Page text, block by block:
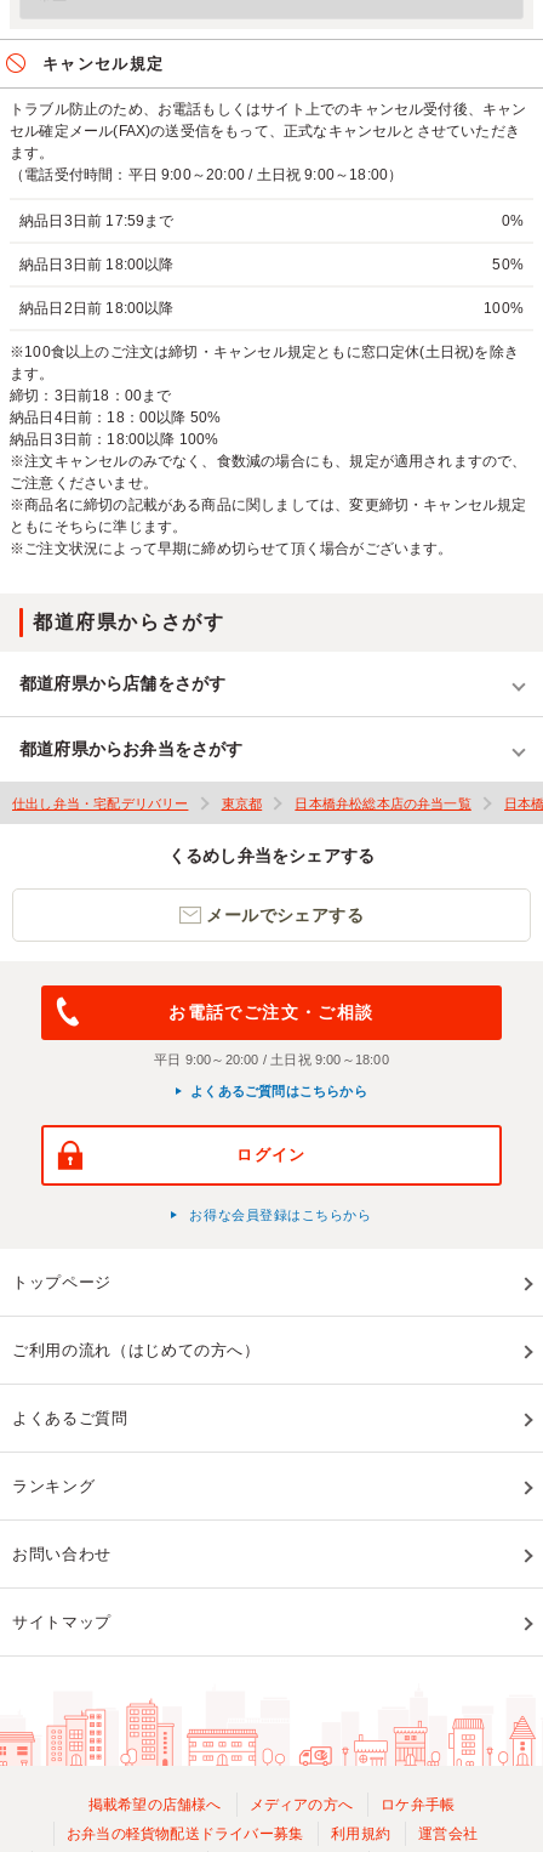
キャンセル規定
トラブル防止のため、お電話もしくはサイト上でのキャンセル受付後、キャン
セル確定メール(FAX)の送受信をもって、正式なキャンセルとさせていただき
ます。
（電話受付時間：平日 9:00～20:00 / 土日祝 9:00～18:00）
納品日3日前 17:59まで 0%
納品日3日前 18:00以降 50%
納品日2日前 18:00以降 100%
※100食以上のご注文は締切・キャンセル規定ともに窓口定休(土日祝)を除き
ます。
締切：3日前18：00まで
納品日4日前：18：00以降 50%
納品日3日前：18:00以降 100%
※注文キャンセルのみでなく、食数減の場合にも、規定が適用されますので、
ご注意くださいませ。
※商品名に締切の記載がある商品に関しましては、変更締切・キャンセル規定
ともにそちらに準じます。
※ご注文状況によって早期に締め切らせて頂く場合がございます。
都道府県からさがす
都道府県から店舗をさがす
都道府県からお弁当をさがす
仕出し弁当・宅配デリバリー 東京都 日本橋弁松総本店の弁当一覧 日本
くるめし弁当をシェアする
メールでシェアする
お電話でご注文・ご相談
平日 9:00～20:00 / 土日祝 9:00～18:00
よくあるご質問はこちらから
ログイン
お得な会員登録はこちらから
トップページ
ご利用の流れ（はじめての方へ）
よくあるご質問
ランキング
お問い合わせ
サイトマップ
掲載希望の店舗様へ メディアの方へ
ロケ弁手帳
お弁当の軽貨物配送ドライバー募集
利用規約 運営会社